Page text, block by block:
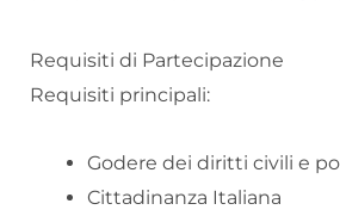
Requisiti di Partecipazione
Requisiti principali:
Godere dei diritti civili e
Cittadinanza Italiana